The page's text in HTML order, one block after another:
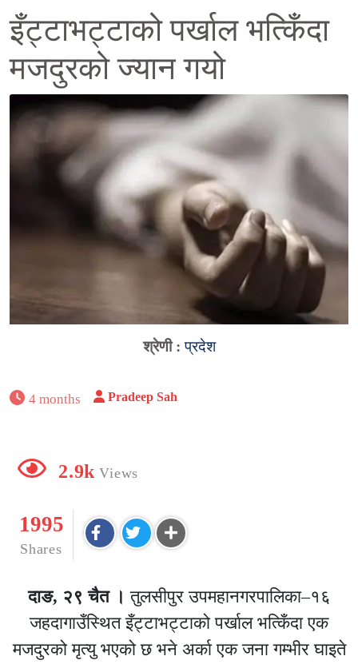
इँट्टाभट्टाको पर्खाल भत्किँदा
मजदुरको ज्यान गयो
श्रेणी :प्रदेश
4 months Pradeep Sah
2.9k Views
1995
Shares
दाङ, २९ चैत । तुलसीपुर उपमहानगरपालिका–१६
जहदागाउँस्थित इँट्टाभट्टाको पर्खाल भत्किँदा एक
मजदुरको मृत्यु भएको छ भने अर्का एक जना गम्भीर घाइते